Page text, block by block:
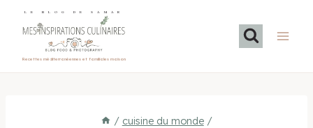
LE BLOG DE SAMAR
Recettes méditerranéennes et familiales maison
/ cuisine du monde /